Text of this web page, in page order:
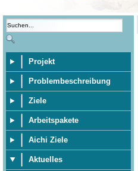
Projekt
Problembeschreibung
Ziele
Arbeitspakete
Aichi Ziele
Aktuelles